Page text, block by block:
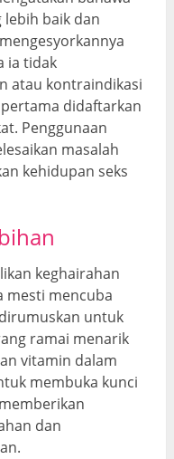
lebih baik dan
ia tidak
atau kontraindikasi
didaftarkan
Penggunaan
masalah
kehidupan seks
keghairahan
mesti mencuba
untuk
ramai menarik
vitamin dalam
membuka kunci
dan